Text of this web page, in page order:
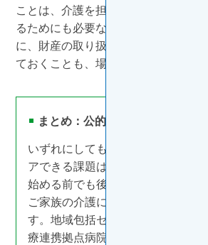
ことは、介護を担う人、受ける人、
るためにも必要なことです。自分自
に、財産の取り扱いや成年後見制度
ておくことも、場合によっては必要で
まとめ：公的支援でがん治療と介
いずれにしても、現在の日本の社
アできる課題は、少なくありませ
始める前でも後でも、療養生活の
ご家族の介護に活用できる施設や
す。地域包括センター、ケアマネ
療連携拠点病院内の相談支援セン